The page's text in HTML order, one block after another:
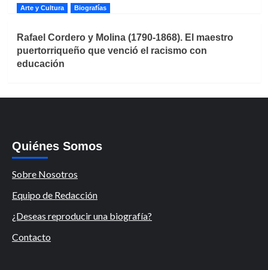
Arte y Cultura Biografías
Rafael Cordero y Molina (1790-1868). El maestro
puertorriqueño que venció el racismo con
educación
Quiénes Somos
Sobre Nosotros
Equipo de Redacción
¿Deseas reproducir una biografía?
Contacto